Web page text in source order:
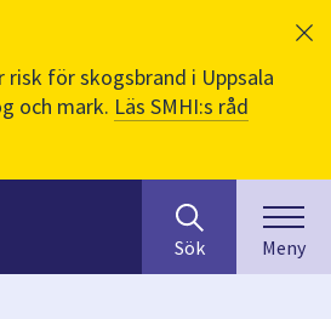
för skogsbrand i Uppsala
och mark. Läs SMHI:s råd
efter
innehåll
på
Sök Meny